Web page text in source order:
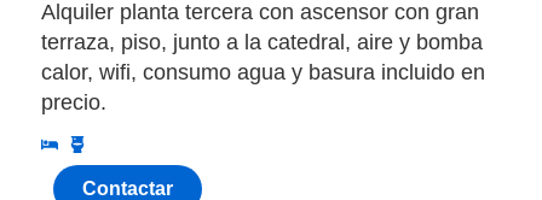
Alquiler planta tercera con ascensor con gran
terraza, piso, junto a la catedral, aire y bomba
calor, wifi, consumo agua y basura incluido en
precio.
Contactar